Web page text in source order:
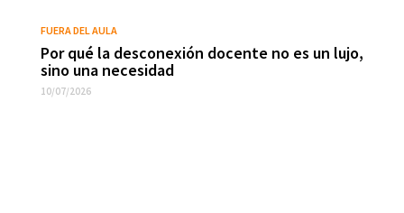
FUERA DEL AULA
Por qué la desconexión docente no es un lujo,
sino una necesidad
10/07/2026